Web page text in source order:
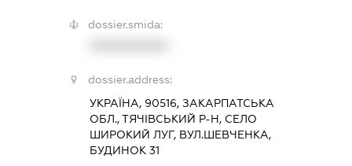
dossier.smida:
dossier.address:
УКРАЇНА, 90516, ЗАКАРПАТСЬКА
ОБЛ., ТЯЧІВСЬКИЙ Р-Н, СЕЛО
ШИРОКИЙ ЛУГ, ВУЛ.ШЕВЧЕНКА,
БУДИНОК 31